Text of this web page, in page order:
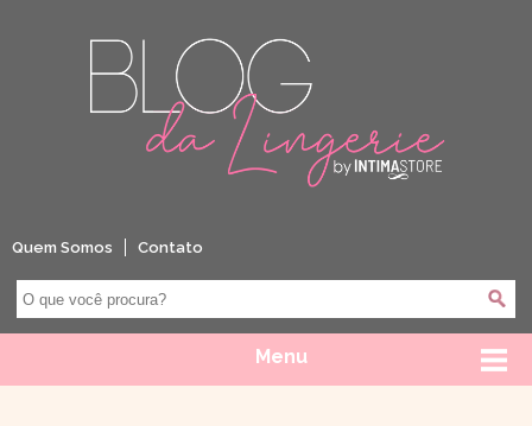
Quem Somos Contato
Menu